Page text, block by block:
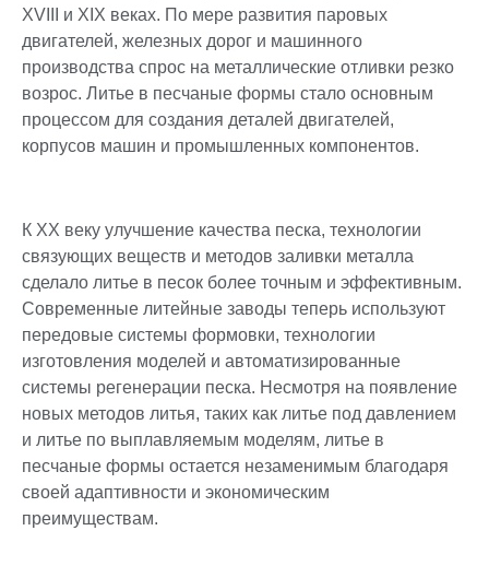
XVIII и XIX веках. По мере развития паровых
двигателей, железных дорог и машинного
производства спрос на металлические отливки резко
возрос. Литье в песчаные формы стало основным
процессом для создания деталей двигателей,
корпусов машин и промышленных компонентов.
К XX веку улучшение качества песка, технологии
связующих веществ и методов заливки металла
сделало литье в песок более точным и эффективным.
Современные литейные заводы теперь используют
передовые системы формовки, технологии
изготовления моделей и автоматизированные
системы регенерации песка. Несмотря на появление
новых методов литья, таких как литье под давлением
и литье по выплавляемым моделям, литье в
песчаные формы остается незаменимым благодаря
своей адаптивности и экономическим
преимуществам.